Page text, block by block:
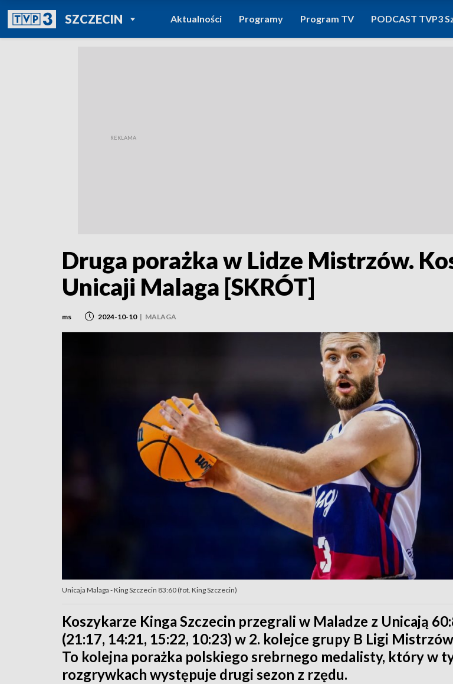
SZCZECINPOWRÓT DO
TVP REGIONY
Aktualności Programy Program TV PODCAST TVP3
Druga porażka w Lidze Mistrzów.
Unicaji Malaga [SKRÓT]
ms 2024-10-10 | MALAGA
Unicaja Malaga - King Szczecin 83:60 (fot. King Szczecin)
Koszykarze Kinga Szczecin przegrali w Maladze z Unicają
(21:17, 14:21, 15:22, 10:23) w 2. kolejce grupy B Ligi
To kolejna porażka polskiego srebrnego medalisty, który w
rozgrywkach występuje drugi sezon z rzędu.